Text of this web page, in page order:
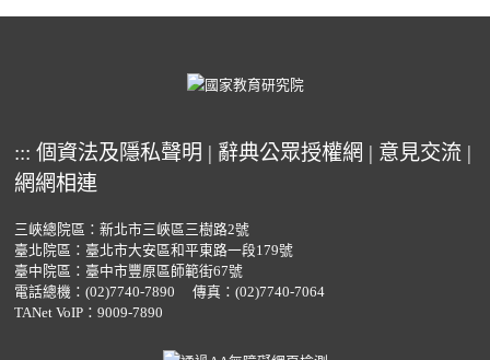
::: 個資法及隱私聲明 | 辭典公眾授權網 | 意見交流 |
網網相連
三峽總院區：新北市三峽區三樹路2號
臺北院區：臺北市大安區和平東路一段179號
臺中院區：臺中市豐原區師範街67號
電話總機： (02)7740-7890
傳真：(02)7740-7064
TANet VoIP：9009-7890